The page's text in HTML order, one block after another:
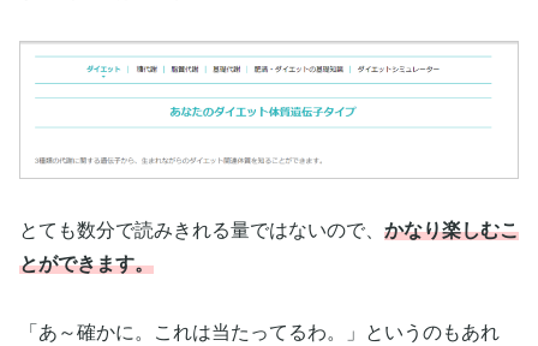
とても数分で読みきれる量ではないので、 かなり楽しむこ
とができます。
「あ～確かに。これは当たってるわ。」というのもあれ